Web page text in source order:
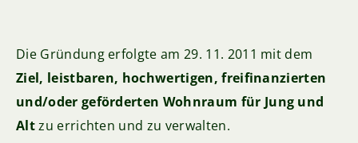
Die Gründung erfolgte am 29. 11. 2011 mit dem
Ziel, leistbaren, hochwertigen, freifinanzierten
und/oder geförderten Wohnraum für Jung und
Altzu errichten und zu verwalten.